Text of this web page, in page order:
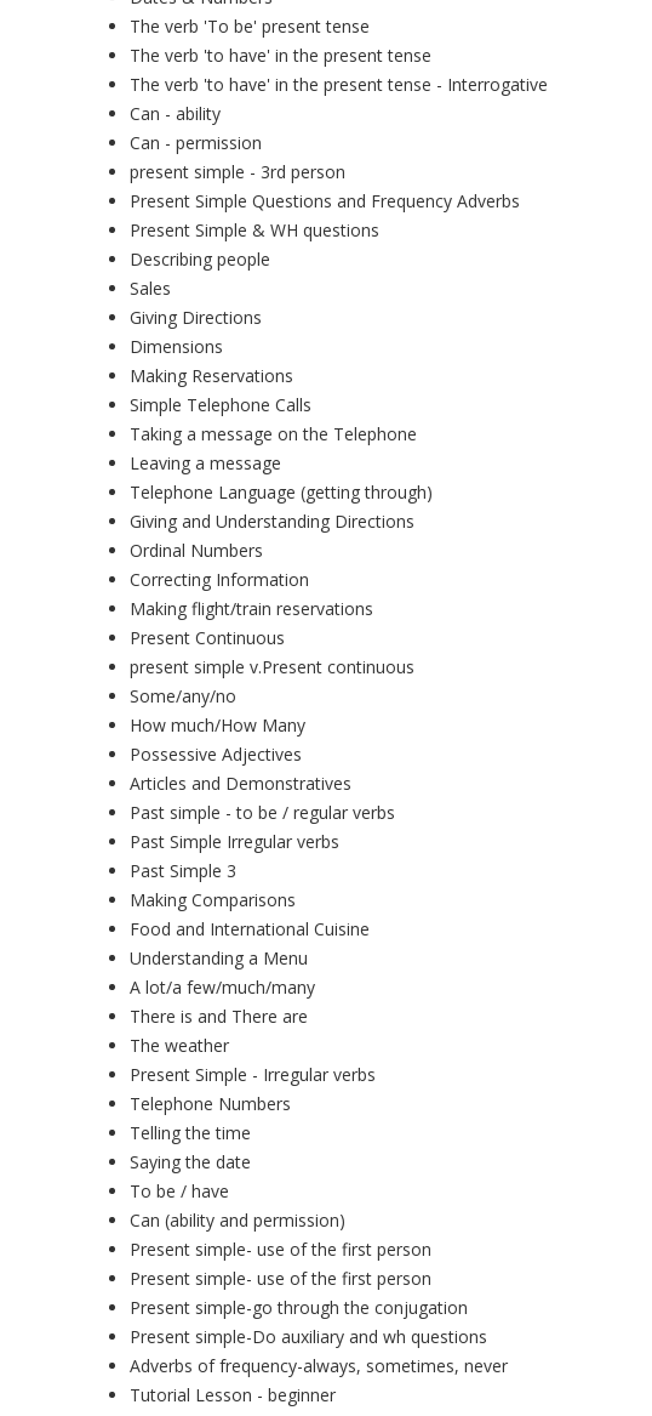
The verb 'To be' present tense
The verb 'to have' in the present tense
The verb 'to have' in the present tense - Interrogative
Can - ability
Can - permission
present simple - 3rd person
Present Simple Questions and Frequency Adverbs
Present Simple & WH questions
Describing people
Sales
Giving Directions
Dimensions
Making Reservations
Simple Telephone Calls
Taking a message on the Telephone
Leaving a message
Telephone Language (getting through)
Giving and Understanding Directions
Ordinal Numbers
Correcting Information
Making flight/train reservations
Present Continuous
present simple v.Present continuous
Some/any/no
How much/How Many
Possessive Adjectives
Articles and Demonstratives
Past simple - to be / regular verbs
Past Simple Irregular verbs
Past Simple 3
Making Comparisons
Food and International Cuisine
Understanding a Menu
A lot/a few/much/many
There is and There are
The weather
Present Simple - Irregular verbs
Telephone Numbers
Telling the time
Saying the date
To be / have
Can (ability and permission)
Present simple- use of the first person
Present simple- use of the first person
Present simple-go through the conjugation
Present simple-Do auxiliary and wh questions
Adverbs of frequency-always, sometimes, never
Tutorial Lesson - beginner